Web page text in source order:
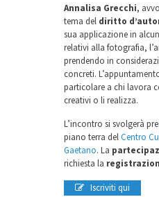
Annalisa Grecchi,
tema del diritto
sua applicazione in
relativi alla fotografia,
prendendo in
concreti.
particolare a chi lavora
creativi o li realizza.
L’incontro si svolgerà
piano terra delCentro
Gaetano. La
richiesta la
Iscriviti qui